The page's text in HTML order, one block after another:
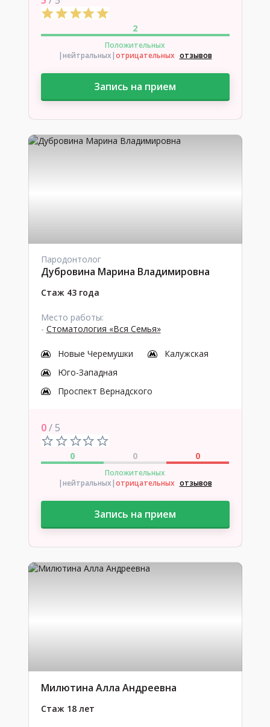
2
Положительных
|нейтральных|отрицательных отзывов
Запись на прием
Пародонтолог
Дубровина Марина Владимировна
Стаж 43 года
Место работы:
- Стоматология «Вся Семья»
Новые Черемушки
Калужская
Юго-Западная
Проспект Вернадского
0/ 5
0 0 0
Положительных
|нейтральных|отрицательных отзывов
Запись на прием
Милютина Алла Андреевна
Стаж 18 лет